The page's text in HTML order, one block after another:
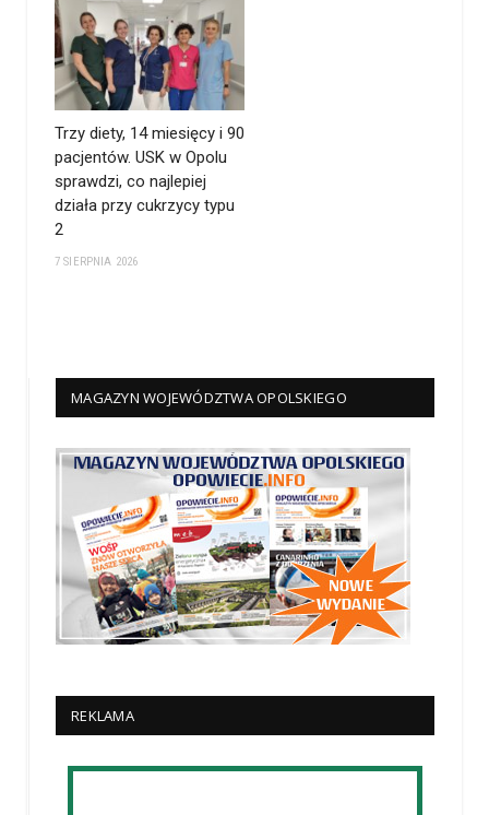
Trzy diety, 14 miesięcy i 90
pacjentów. USK w Opolu
sprawdzi, co najlepiej
działa przy cukrzycy typu
2
7 SIERPNIA 2026
MAGAZYN WOJEWÓDZTWA OPOLSKIEGO
REKLAMA